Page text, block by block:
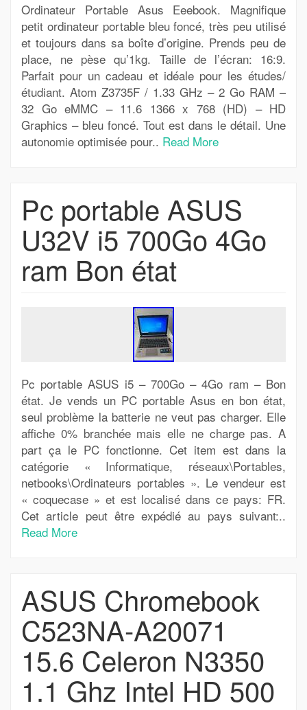
Ordinateur Portable Asus Eeebook. Magnifique
petit ordinateur portable bleu foncé, très peu utilisé
et toujours dans sa boîte d’origine. Prends peu de
place, ne pèse qu’1kg. Taille de l’écran: 16:9.
Parfait pour un cadeau et idéale pour les études/
étudiant. Atom Z3735F / 1.33 GHz – 2 Go RAM –
32 Go eMMC – 11.6 1366 x 768 (HD) – HD
Graphics – bleu foncé. Tout est dans le détail. Une
autonomie optimisée pour.. Read More
Pc portable ASUS
U32V i5 700Go 4Go
ram Bon état
Pc portable ASUS i5 – 700Go – 4Go ram – Bon
état. Je vends un PC portable Asus en bon état,
seul problème la batterie ne veut pas charger. Elle
affiche 0% branchée mais elle ne charge pas. A
part ça le PC fonctionne. Cet item est dans la
catégorie « Informatique, réseaux\Portables,
netbooks\Ordinateurs portables ». Le vendeur est
« coquecase » et est localisé dans ce pays: FR.
Cet article peut être expédié au pays suivant:..
Read More
ASUS Chromebook
C523NA-A20071
15.6 Celeron N3350
1.1 Ghz Intel HD 500